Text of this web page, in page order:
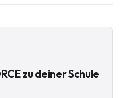
zu deiner Schule